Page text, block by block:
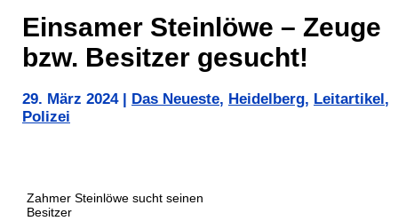
Einsamer Steinlöwe – Zeuge
bzw. Besitzer gesucht!
29. März 2024| Das Neueste, Heidelberg, Leitartikel ,
Polizei
Zahmer Steinlöwe sucht seinen
Besitzer